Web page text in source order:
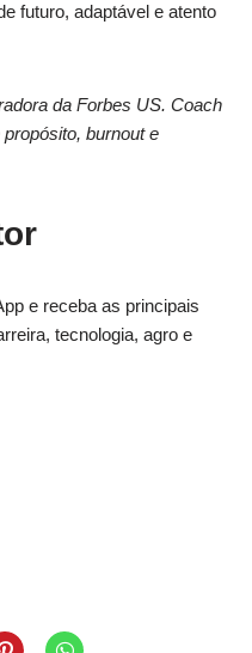
futuro, adaptável e atento
da Forbes US. Coach
burnout e
e receba as principais
tecnologia, agro e